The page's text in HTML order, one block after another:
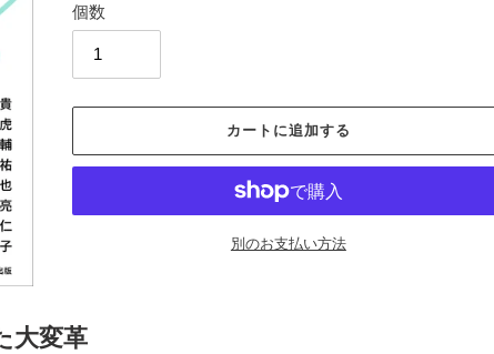
個数
カートに追加する
別のお支払い方法
ト
大変革